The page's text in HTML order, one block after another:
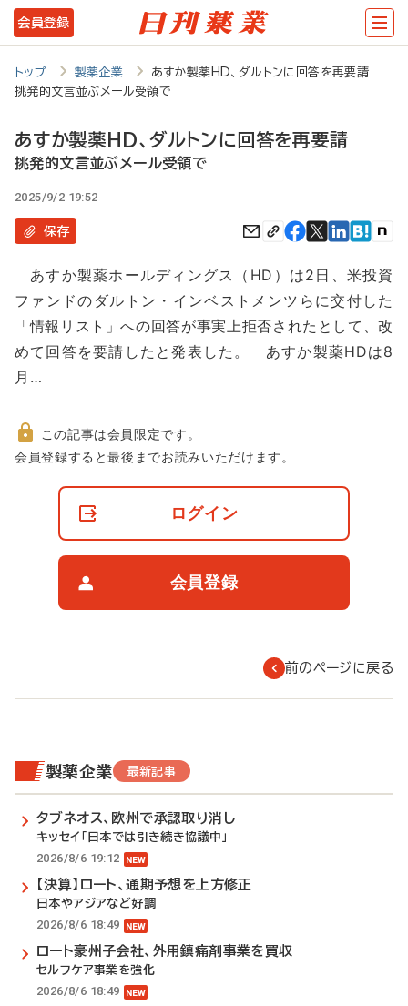
メ
イ
コ
テ
ツ
に
会員登録
トップ 製薬企業
あすか製薬HD、ダルトンに回答を再要請
挑発的文言並ぶメール受領で
あすか製薬HD、ダルトンに回答を再要請
挑発的文言並ぶメール受領で
2025/9/2 19:52
保存
あすか製薬ホールディングス（HD）は2日、米投資
ファンドのダルトン・インベストメンツらに交付した
「情報リスト」への回答が事実上拒否されたとして、改
めて回答を要請したと発表した。 あすか製薬HDは8
月…
非
この記事は会員限定です。
会員登録すると最後までお読みいただけます。
ログイン
会員登録
前のページに戻る
製薬企業 最新記事
タブネオス、欧州で承認取り消し
キッセイ「日本では引き続き協議中」
2026/8/6 19:12
【決算】ロート、通期予想を上方修正
日本やアジアなど好調
2026/8/6 18:49
ロート豪州子会社、外用鎮痛剤事業を買収
セルフケア事業を強化
2026/8/6 18:49